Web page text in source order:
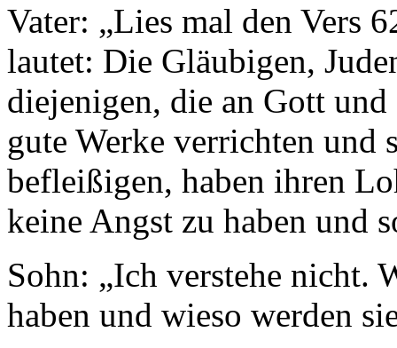
Vater: „Lies mal den Vers
lautet: Die Gläubigen,
diejenigen, die an Gott
gute Werke verrichten und
befleißigen, haben ihren
keine Angst zu haben und
Sohn: „Ich verstehe nicht.
haben und wieso werden